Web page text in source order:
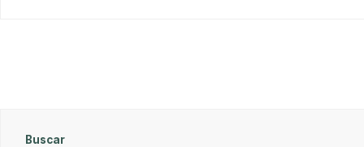
Buscar